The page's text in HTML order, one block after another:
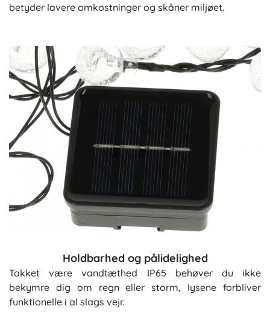
betyder lavere omkostninger og skåner miljøet.
Holdbarhed og pålidelighed
Takket være vandtæthed IP65 behøver du ikke
bekymre dig om regn eller storm, lysene forbliver
funktionelle i al slags vejr.